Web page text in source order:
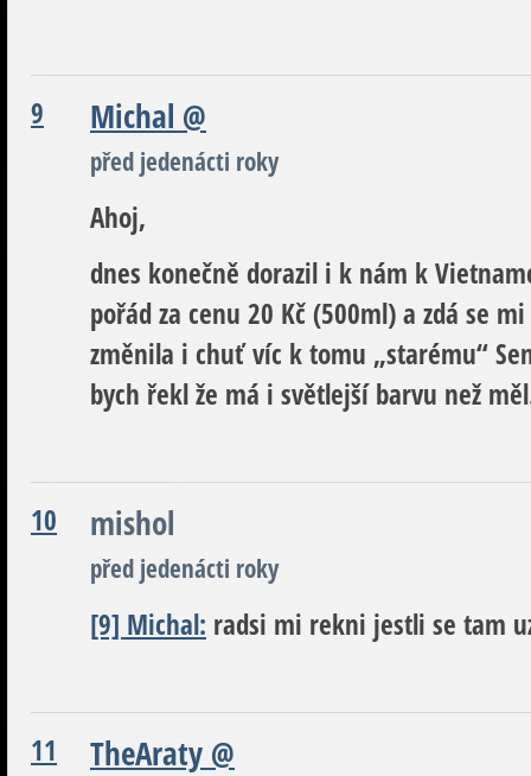
9 Michal @
před jedenácti roky
Ahoj,
dnes konečně dorazil i k nám k
pořád za cenu 20 Kč (500ml) a zdá se
změnila i chuť víc k tomu „starému“
bych řekl že má i světlejší barvu než
10 mishol
před jedenácti roky
[9] Michal: radsi mi rekni jestli se tam
11 TheAraty @